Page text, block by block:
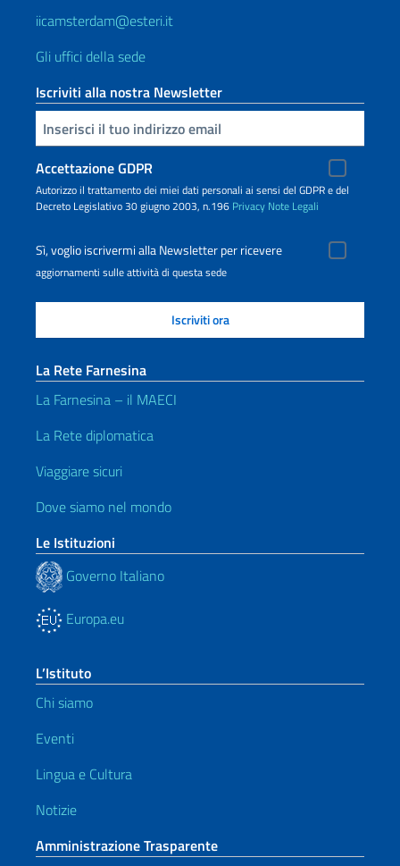
iicamsterdam@esteri.it
Gli uffici della sede
Iscriviti alla nostra Newsletter
Inserisci la tua email
Accettazione GDPR
Autorizzo il trattamento dei miei dati personali ai sensi del GDPR e del
Decreto Legislativo 30 giugno 2003, n.196 Privacy Note Legali
Sì, voglio iscrivermi alla Newsletter per ricevere
aggiornamenti sulle attività di questa sede
La Rete Farnesina
La Farnesina – il MAECI
La Rete diplomatica
Viaggiare sicuri
Dove siamo nel mondo
Le Istituzioni
Governo Italiano
Europa.eu
L’Istituto
Chi siamo
Eventi
Lingua e Cultura
Notizie
Amministrazione Trasparente